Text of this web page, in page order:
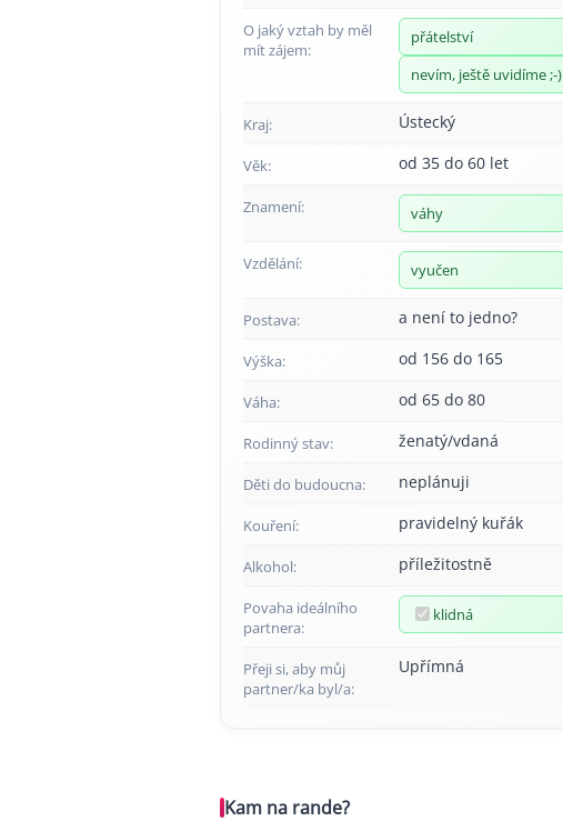
O jaký vztah by měl
mít zájem:
přátelství
nevím, ještě uvidíme ;-)
Kraj: Ústecký
Věk: od 35 do 60 let
Znamení: váhy
Vzdělání: vyučen
Postava: a není to jedno?
Výška: od 156 do 165
Váha: od 65 do 80
Rodinný stav: ženatý/vdaná
Děti do budoucna: neplánuji
Kouření: pravidelný kuřák
Alkohol: příležitostně
Povaha ideálního
partnera:
klidná
Přeji si, aby můj
partner/ka byl/a:
Upřímná
Kam na rande?